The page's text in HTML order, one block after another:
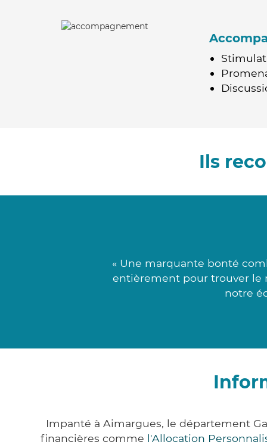
Ils
« Une marquante bonté
entièrement pour trouver le
notre
Impanté à Aimargues, le département
financières comme l'Allocation